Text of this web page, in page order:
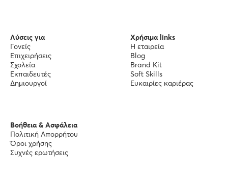
Λύσεις για
Γονείς
Επιχειρήσεις
Σχολεία
Εκπαιδευτές
Δημιουργοί
Χρήσιμα links
Η εταιρεία
Blog
Brand Kit
Soft Skills
Ευκαιρίες καριέρας
Βοήθεια & Ασφάλεια
Πολιτική Απορρήτου
Όροι χρήσης
Συχνές ερωτήσεις